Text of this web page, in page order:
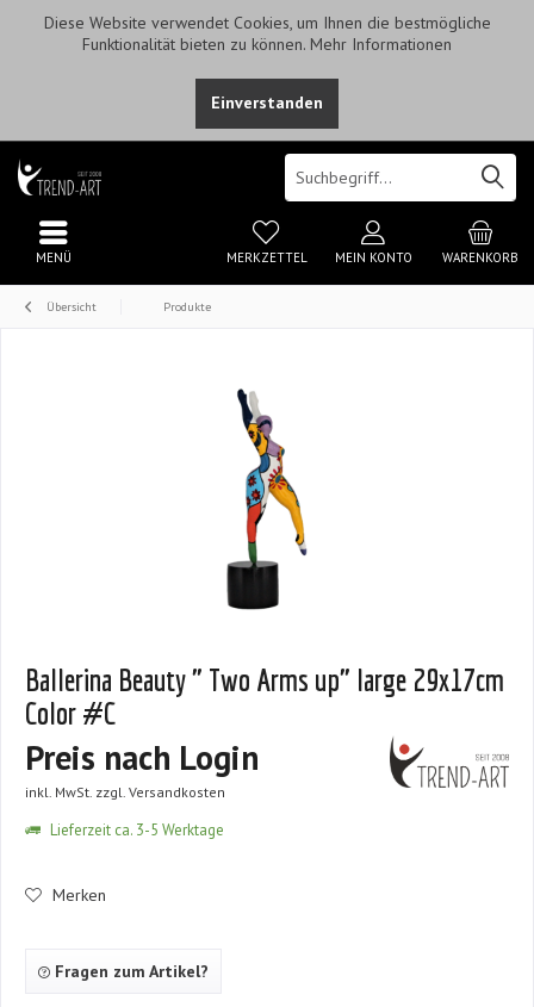
Diese Website verwendet Cookies, um Ihnen die bestmögliche
Funktionalität bieten zu können. Mehr Informationen
Einverstanden
WARENKORB
MERKZETTEL MEIN KONTO
MENÜ
Übersicht Produkte
Ballerina Beauty " Two Arms up" large 29x17cm
Color #C
Preis nach Login
inkl. MwSt. zzgl. Versandkosten
Lieferzeit ca. 3-5 Werktage
Merken
Fragen zum Artikel?